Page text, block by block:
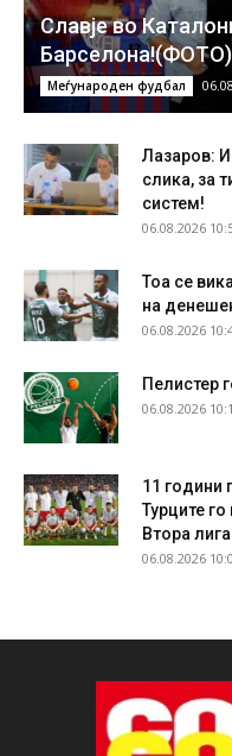
Славје во
Барселона!(ФОТО)
Меѓународен фудбал
Лазаров:
слика, за
систем!
06.08.2026
Тоа се
на
06.08.2026
Пелистер
06.08.2026
11 години
Турците
Втора
06.08.2026